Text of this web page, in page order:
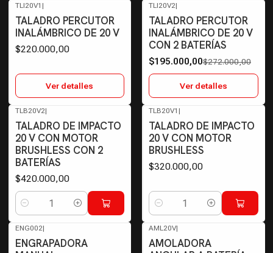
Agotado
TLI20V1 |
TALADRO PERCUTOR
INALÁMBRICO DE 20 V
$220.000,00
Ver detalles
-28%OFF
Agotado
TLI20V2|
TALADRO PERCUTOR
INALÁMBRICO DE 20 V
CON 2 BATERÍAS
$195.000,00$272.000,00
Ver detalles
TLB20V2|
TALADRO DE IMPACTO
20 V CON MOTOR
BRUSHLESS CON 2
BATERÍAS
$420.000,00
Cantidad
TLB20V1 |
TALADRO DE IMPACTO
20 V CON MOTOR
BRUSHLESS
$320.000,00
Cantidad
ENG002|
ENGRAPADORA
AML20V|
AMOLADORA